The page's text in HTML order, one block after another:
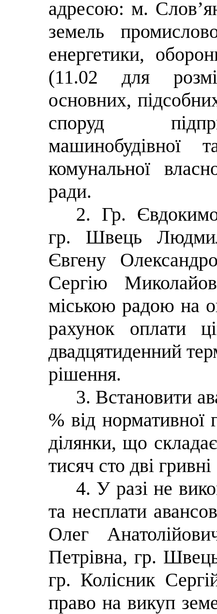
адресою: м.
земель
енергетики,
(11.02 для
основних,
споруд
машинобудівної
комунальної
ради.
2. Гр.
гр. Швець
Євгену
Сергію
міською радою на
рахунок оплати
двадцятиденний
рішення.
3. Встановити
% від нормативної
ділянки, що
тисяч сто дві
4. У разі не
та несплати
Олег
Петрівна, гр.
гр. Колісник
право на викуп